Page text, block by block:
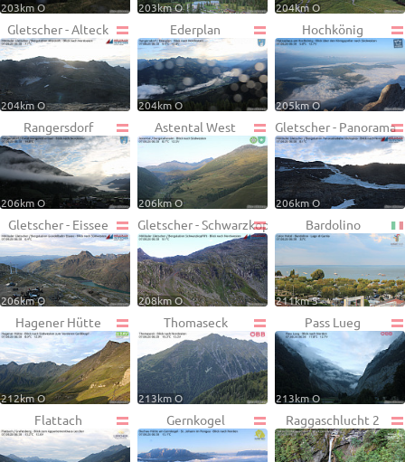
203km O 203km O 204km O
Gletscher - Alteck
204km O
Ederplan
204km O
Hochkönig
205km O
Rangersdorf
206km O
Astental West
206km O
Gletscher - Panorama
206km O
Gletscher - Eissee
206km O
Gletscher - Schwarzkopf
208km O
Bardolino
211km S
Hagener Hütte
212km O
Thomaseck
213km O
Pass Lueg
213km O
Flattach Gernkogel Raggaschlucht 2